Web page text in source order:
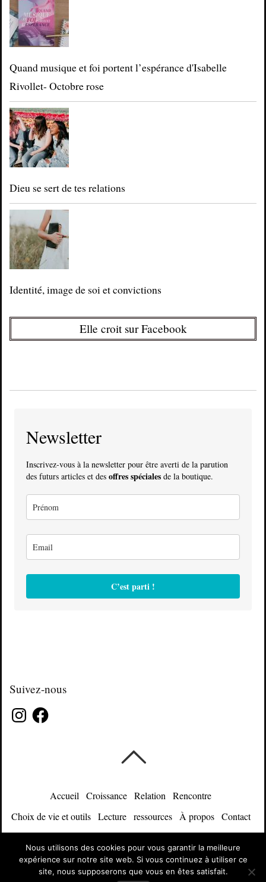
Quand musique et foi portent l’espérance d'Isabelle
Rivollet- Octobre rose
Dieu se sert de tes relations
Identité, image de soi et convictions
Elle croit sur Facebook
Newsletter
Inscrivez-vous à la newsletter pour être averti de la parution
des futurs articles et des offres spéciales de la boutique.
C’est parti !
Suivez-nous
InstagramFacebook
Accueil Croissance Relation Rencontre
Choix de vie et outils Lecture ressources À propos Contact
©Elle croit 2026
Nous utilisons des cookies pour vous garantir la meilleure
expérience sur notre site web. Si vous continuez à utiliser ce
site, nous supposerons que vous en êtes satisfait.